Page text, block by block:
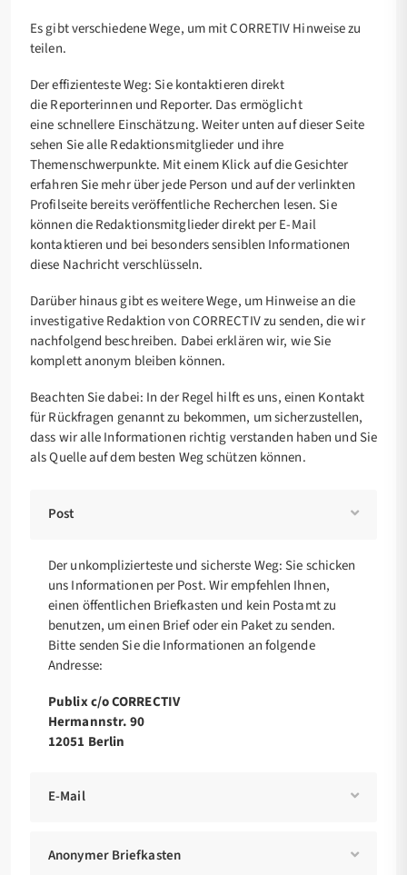
Es gibt verschiedene Wege, um mit CORRETIV Hinweise zu
teilen.
Dereffizienteste Weg: Sie kontaktieren direkt
dieReporterinnen und Reporter. Das ermöglicht
eineschnellere Einschätzung. Weiter unten auf dieser Seite
sehen Sie alle Redaktionsmitglieder und ihre
Themenschwerpunkte. Mit einem Klick auf die Gesichter
erfahren Sie mehr über jede Person und auf der verlinkten
Profilseite bereits veröffentliche Recherchen lesen. Sie
können die Redaktionsmitglieder direkt per E-Mail
kontaktieren und bei besonders sensiblen Informationen
diese Nachricht verschlüsseln.
Darüber hinaus gibt es weitere Wege, um Hinweise an die
investigative Redaktion von CORRECTIV zu senden, die wir
nachfolgend beschreiben. Dabei erklären wir, wie Sie
komplett anonym bleiben können.
Beachten Sie dabei: In der Regel hilft es uns, einen Kontakt
für Rückfragen genannt zu bekommen, um sicherzustellen,
dass wir alle Informationen richtig verstanden haben und Sie
als Quelle auf dem besten Weg schützen können.
Post
Der unkomplizierteste und sicherste Weg: Sie schicken
uns Informationen per Post. Wir empfehlen Ihnen,
einen öffentlichen Briefkasten und kein Postamt zu
benutzen, um einen Brief oder ein Paket zu senden.
Bitte senden Sie die Informationen an folgende
Andresse:
Publix c/o CORRECTIV
Hermannstr. 90
12051 Berlin
E-Mail
Anonymer Briefkasten